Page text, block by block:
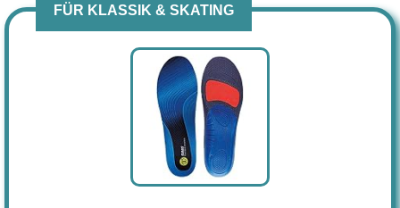
FÜR KLASSIK & SKATING